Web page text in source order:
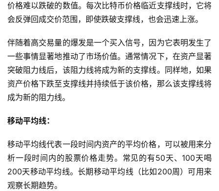
价格难以跌破的数值。每次比特币价格临近支撑线时，它将
会反弹回成交价范围，即使跌破支撑线，也会迅速上涨。
伴随着高交易量的爆发是一个买入信号，因为它表明发生了
一些事情显著地推动了市场价值。通常情况下，在资产显著
突破阻力线后，该阻力线将成为新的支撑线。同样地，如果
资产价格下跌至支撑线并持续低于该价格，那么该支撑线将
成为新的阻力线。
移动平均线：
移动平均线代表一段时间内资产的平均价格，可以被用来分
析一段时间内的股票价格走势。常见的有50天、100天喝
200天移动平均线。长期移动平均线（比如200周）可用来
观察长期趋势。